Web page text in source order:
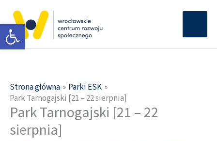
Otwórz pasek narzędzi
treści
Strona główna
Parki ESK
Park Tarnogajski [21 – 22 sierpnia]
Park Tarnogajski [21 – 22
sierpnia]